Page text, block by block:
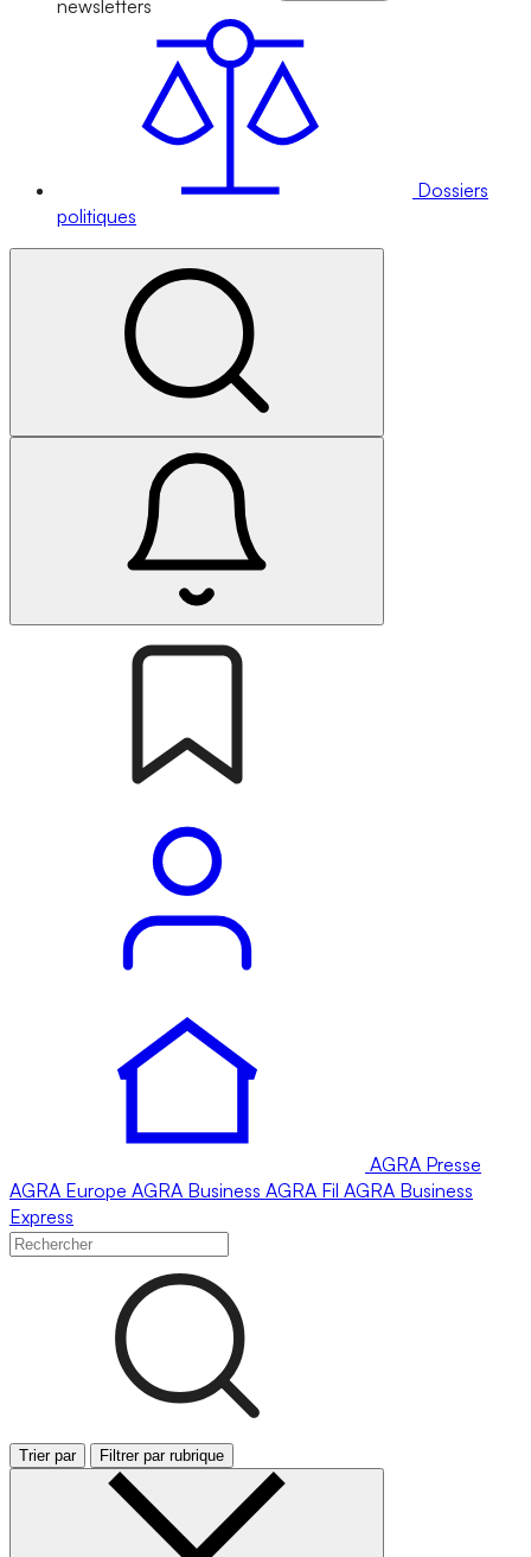
newsletters
Dossiers
politiques
AGRA Presse
AGRA Europe AGRA Business AGRA Fil AGRA Business
Express
Trier par Filtrer par rubrique